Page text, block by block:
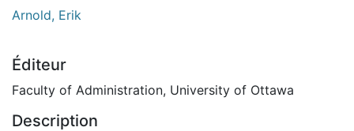
Arnold, Erik
Éditeur
Faculty of Administration, University of Ottawa
Description